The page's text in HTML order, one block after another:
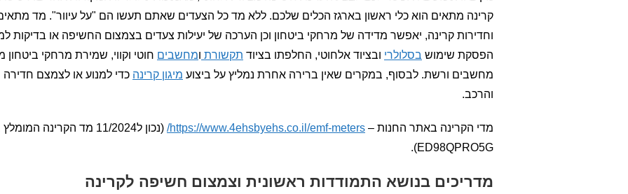
קרינה מתאים הוא כלי ראשון בארגז הכלים שלכם. ללא מד כל הצעדים שאתם תעשו הם "על עיוור". מד
וחדירות קרינה, יאפשר מדידה של מרחקי ביטחון וכן הערכה של יעילות צעדים בצמצום החשיפה או בדיקות
הפסקת שימוש בסלולרי ובציוד אלחוטי, החלפתו בציוד תקשורת ומחשבים חוטי וקווי, שמירת מרחקי ביטחון
מחשבים ורשת. לבסוף, במקרים שאין ברירה אחרת נמליץ על ביצוע מיגון קרינה כדי למנוע או לצמצם
והרכב.
מדי הקרינה באתר החנות – https://www.4ehsbyehs.co.il/emf-meters/
ED98QPRO5G).
מדריכים בנושא התמודדות ראשונית וצמצום חשיפה לקרינה